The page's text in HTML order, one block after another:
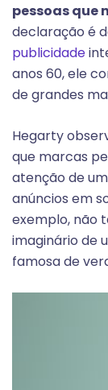
pessoas que
declaração é
publicidade
anos 60, ele
de grandes
Hegarty
que marcas
atenção de
anúncios em
exemplo, não
imaginário de
famosa de